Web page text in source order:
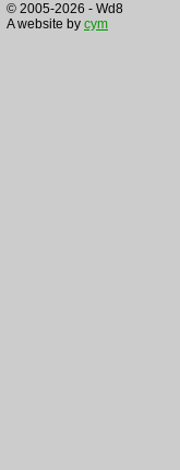
© 2005-2026 - Wd8
A website by cym